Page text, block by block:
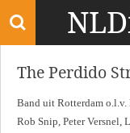
Ga
deThe Perdido
Band uit Rotterdam o.l.v.
Rob Snip, Peter Versnel,